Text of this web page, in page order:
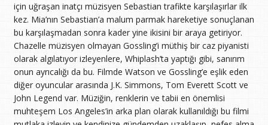
için uğraşan inatçı müzisyen Sebastian trafikte karşılaşırlar ilk
kez. Mia’nın Sebastian’a malum parmak hareketiye sonuçlanan
bu karşılaşmadan sonra kader yine ikisini bir araya getiriyor.
Chazelle müzisyen olmayan Gossling’i müthiş bir caz piyanisti
olarak algılatıyor izleyenlere, Whiplash’ta yaptığı gibi, sanırım
onun ayrıcalığı da bu. Filmde Watson ve Gossling’e eşlik eden
diğer oyuncular arasında J.K. Simmons, Tom Everett Scott ve
John Legend var. Müziğin, renklerin ve tabii en önemlisi
muhteşem Los Angeles’in arka plan olarak kullanıldığı bu filmi